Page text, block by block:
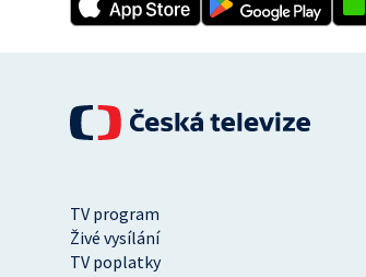
TV program
Živé vysílání
TV poplatky